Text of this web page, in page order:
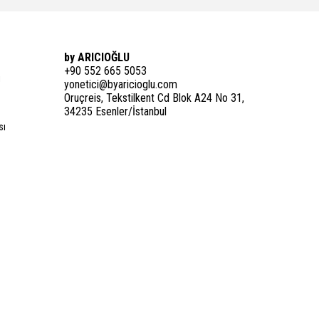
by ARICIOĞLU
+90 552 665 5053
yonetici@byaricioglu.com
Oruçreis, Tekstilkent Cd Blok A24 No 31,
34235 Esenler/İstanbul